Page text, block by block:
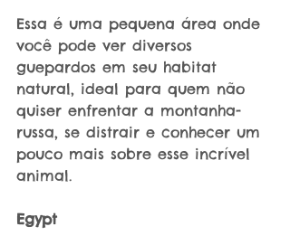
Essa é uma pequena área onde
você pode ver diversos
guepardos em seu habitat
natural, ideal para quem não
quiser enfrentar a montanha-
russa, se distrair e conhecer um
pouco mais sobre esse incrível
animal.
Egypt